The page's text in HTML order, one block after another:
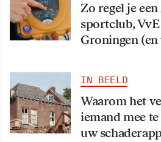
Zo regel je
sportclub,
Groningen
IN BEELD
Waarom het
iemand mee
uw